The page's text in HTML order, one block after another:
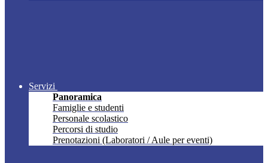
Servizi
Panoramica
Famiglie e studenti
Personale scolastico
Percorsi di studio
Prenotazioni (Laboratori / Aule per eventi)